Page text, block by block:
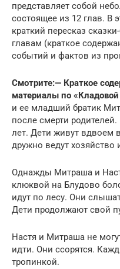
представляет собой
состоящее из 12 глав. В
краткий пересказ
главам (краткое
событий и фактов из
Смотрите:— Краткое
материалы по «Кладовой
и ее младший братик
после смерти
лет. Дети живут вдвоем
дружно ведут хозяйство
Однажды Митраша и
клюквой на Блудово
идут по лесу. Они
Дети продолжают свой
Настя и Митраша не
идти. Они ссорятся.
тропинкой.